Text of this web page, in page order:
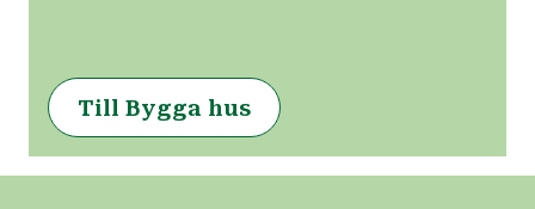
Till Bygga hus